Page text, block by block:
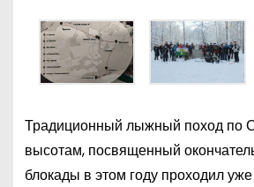
Традиционный лыжный поход по
высотам, посвященный
блокады в этом году проходил